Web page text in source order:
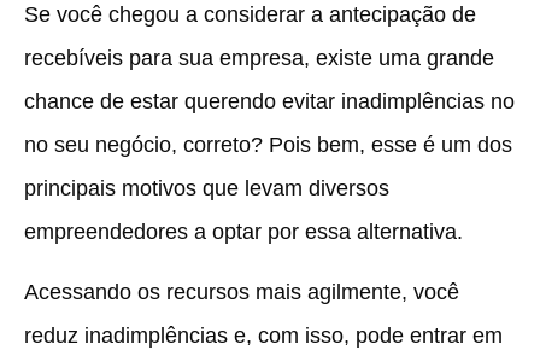
Se você chegou a considerar a antecipação de
recebíveis para sua empresa, existe uma grande
chance de estar querendo evitar inadimplências no
no seu negócio, correto? Pois bem, esse é um dos
principais motivos que levam diversos
empreendedores a optar por essa alternativa.
Acessando os recursos mais agilmente, você
reduz inadimplências e, com isso, pode entrar em